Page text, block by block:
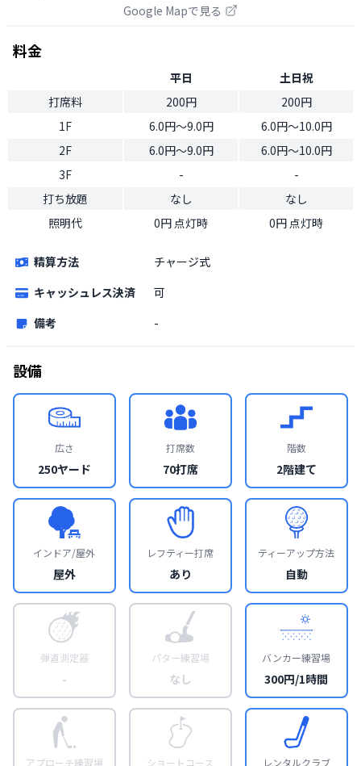
Google Mapで見る
料金
平日
土日祝
打席料
200円
200円
1F
6.0円〜9.0円
6.0円〜10.0円
2F
6.0円〜9.0円
6.0円〜10.0円
3F
-
-
打ち放題
なし
なし
照明代
0円 点灯時 0円 点灯時
精算方法
チャージ式
キャッシュレス決済
可
備考
-
設備
広さ
250ヤード
打席数
70打席
階数
2階建て
インドア/屋外
屋外
レフティー打席
あり
ティーアップ方法
自動
弾道測定器
-
パター練習場
なし
バンカー練習場
300円/1時間
アプローチ練習場 ショートコース レンタルクラブ